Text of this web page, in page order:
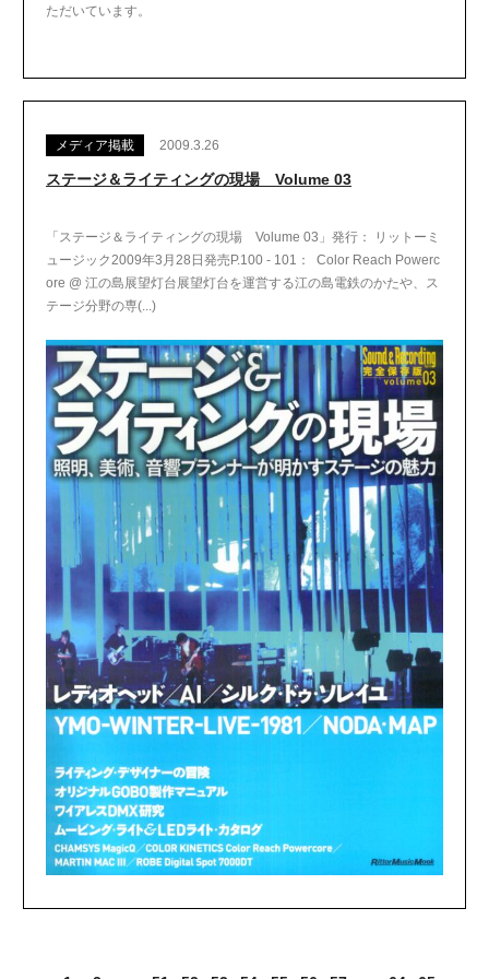
ただいています。
メディア掲載 2009.3.26
ステージ＆ライティングの現場 Volume 03
「ステージ＆ライティングの現場 Volume 03」発行： リットーミ
ュージック2009年3月28日発売P.100 - 101： Color Reach Powerc
ore @ 江の島展望灯台展望灯台を運営する江の島電鉄のかたや、ス
テージ分野の専(...)